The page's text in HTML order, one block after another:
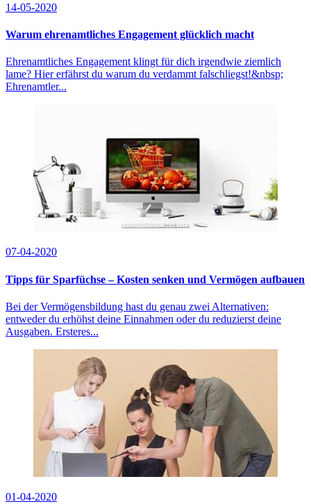
14-05-2020
Warum ehrenamtliches Engagement glücklich macht
Ehrenamtliches Engagement klingt für dich irgendwie ziemlich
lame? Hier erfährst du warum du verdammt falschliegst!&nbsp;
Ehrenamtler...
07-04-2020
Tipps für Sparfüchse – Kosten senken und Vermögen aufbauen
Bei der Vermögensbildung hast du genau zwei Alternativen:
entweder du erhöhst deine Einnahmen oder du reduzierst deine
Ausgaben. Ersteres...
01-04-2020